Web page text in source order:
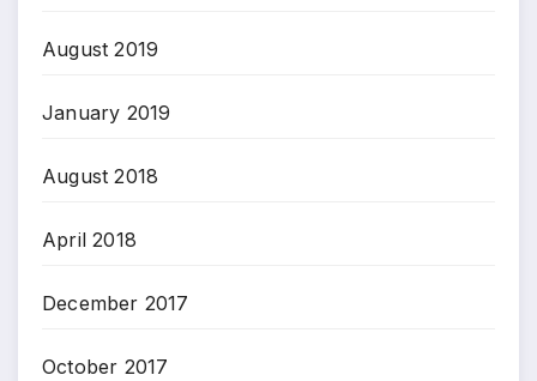
August 2019
January 2019
August 2018
April 2018
December 2017
October 2017